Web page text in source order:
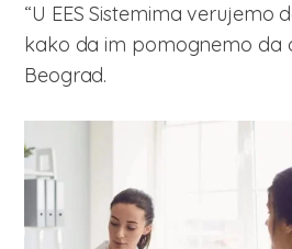
“U EES Sistemima
kako da im pomognemo da
Beograd.